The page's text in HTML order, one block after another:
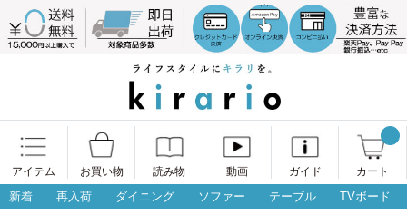
アイテム お買い物 読み物 動画 ガイド カート
新着 再入荷 ダイニング ソファー テーブル TVボード